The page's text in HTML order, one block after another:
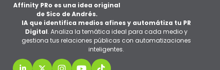
Affinity PRo es una idea original
de Sico de Andrés.
IA que identifica medios afines y automátiza tu PR
Digital. Analiza la temática ideal para cada medio y
gestiona tus relaciones públicas con automatizaciones
inteligentes.